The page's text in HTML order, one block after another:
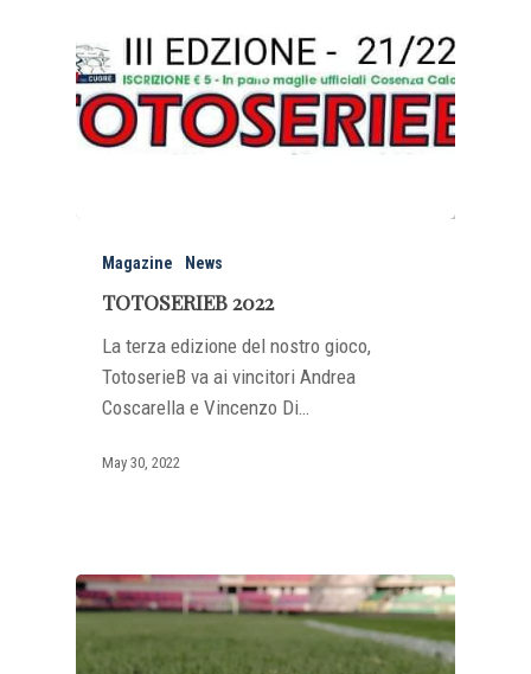
Magazine News
TOTOSERIEB 2022
La terza edizione del nostro gioco,
TotoserieB va ai vincitori Andrea
Coscarella e Vincenzo Di…
May 30, 2022